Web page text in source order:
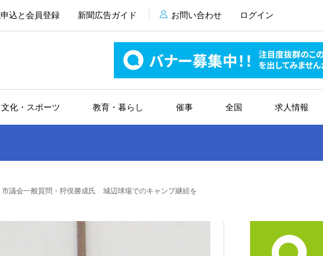
込と会員登録 新聞広告ガイド お問い合わせ ログイン
文化・スポーツ 教育・暮らし 催事 全国 求人情報
議会一般質問・狩俣勝成氏 城辺球場でのキャンプ継続を